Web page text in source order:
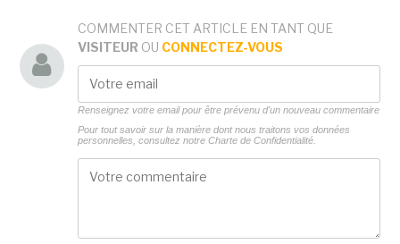
COMMENTER CET ARTICLE EN TANT QUE
VISITEUR OU CONNECTEZ-VOUS
Renseignez votre email pour être prévenu d'un nouveau commentaire
Pour tout savoir sur la manière dont nous traitons vos données
personnelles, consultez notre Charte de Confidentialité.